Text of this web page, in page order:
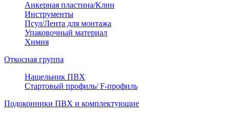
Анкерная пластина/Клин
Инструменты
Псул/Лента для монтажа
Упаковочный материал
Химия
Откосная группа
Нащельник ПВХ
Стартовый профиль/ F-профиль
Подоконники ПВХ и комплектующие